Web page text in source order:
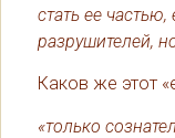
стать ее
разрушителей,
Каков же этот
«только